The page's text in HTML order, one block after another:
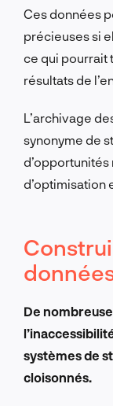
Ces données
précieuses si
ce qui pourrait
résultats de
L’archivage
synonyme de
d’opportunités
d’optimisation
De
systèmes de
cloisonnés.